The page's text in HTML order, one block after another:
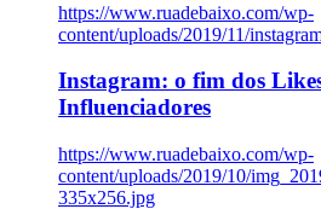
https://www.ruadebaixo.com/wp-
content/uploads/2019/11/
Instagram: o fim dos
Influenciadores
https://www.ruadebaixo.com/wp-
content/uploads/2019/10/
335x256.jpg